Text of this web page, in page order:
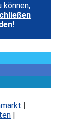
können,
|
|